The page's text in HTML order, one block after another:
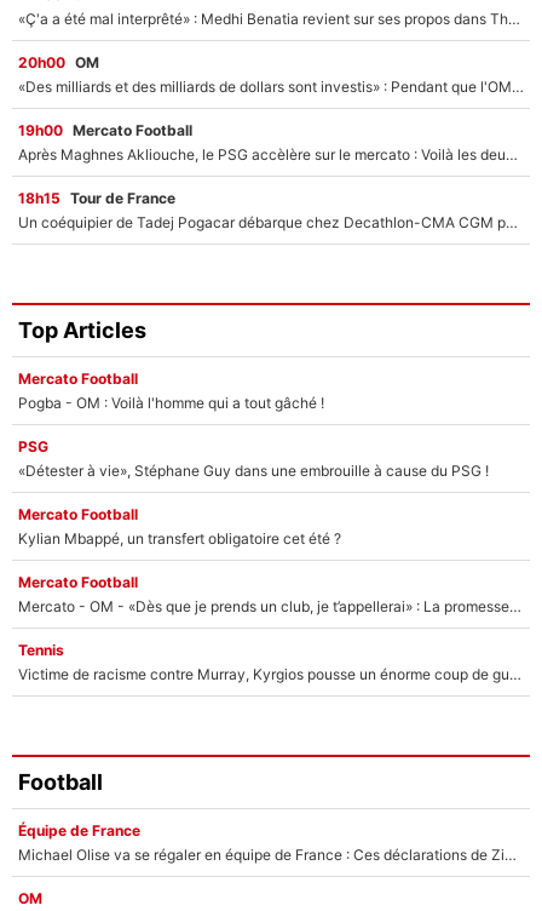
«Ç'a a été mal interprêté» : Medhi Benatia revient sur ses propos dans The Bridge et précise ses conditions pour rejoindre le PSG !
20h00 OM
«Des milliards et des milliards de dollars sont investis» : Pendant que l'OM est en pleine crise financière, Frank McCourt lance un nouveau projet à 260M€ !
19h00 Mercato Football
Après Maghnes Akliouche, le PSG accèlère sur le mercato : Voilà les deux nouvelles recrues qui vont signer la semaine prochaine ?
18h15 Tour de France
Un coéquipier de Tadej Pogacar débarque chez Decathlon-CMA CGM pour épauler Paul Seixas : «Mes meilleures années sont à venir»
Top Articles
Mercato Football
Pogba - OM : Voilà l'homme qui a tout gâché !
PSG
«Détester à vie», Stéphane Guy dans une embrouille à cause du PSG !
Mercato Football
Kylian Mbappé, un transfert obligatoire cet été ?
Mercato Football
Mercato - OM - «Dès que je prends un club, je t’appellerai» : La promesse de Marcelino au moment de claquer la porte
Tennis
Victime de racisme contre Murray, Kyrgios pousse un énorme coup de gueule !
Football
Équipe de France
Michael Olise va se régaler en équipe de France : Ces déclarations de Zinedine Zidane qui prouvent qu'il va tout miser sur la star du Bayern Munich !
OM